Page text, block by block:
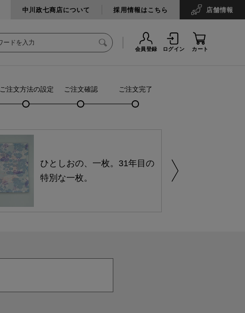
中川政七商店について 採用情報はこちら 店舗情報
会員登録 ログイン カート
ご注文方法の設定 ご注文確認 ご注文完了
ひとしおの、一枚。31年目の
特別な一枚。